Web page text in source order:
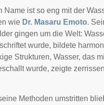
Name ist so eng mit der
wie Dr. Masaru Emoto.
gingen um die Welt:
wurde, bildete
Strukturen, Wasser, das
wurde, zeigte
Methoden umstritten